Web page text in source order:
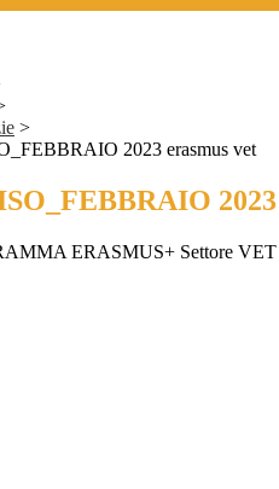
>
2023 erasmus vet
ERASMUS+ Settore VET